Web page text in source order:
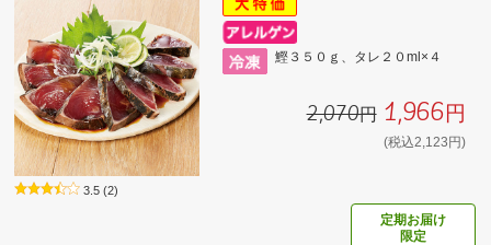
鰹３５０ｇ、タレ２０ml×４
2,070円 1,966円
(税込2,123円)
3.5 (2)
定期お届け
限定